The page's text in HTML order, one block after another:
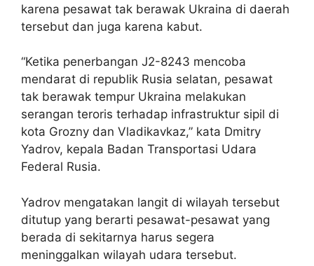
karena pesawat tak berawak Ukraina di daerah
tersebut dan juga karena kabut.
“Ketika penerbangan J2-8243 mencoba
mendarat di republik Rusia selatan, pesawat
tak berawak tempur Ukraina melakukan
serangan teroris terhadap infrastruktur sipil di
kota Grozny dan Vladikavkaz,” kata Dmitry
Yadrov, kepala Badan Transportasi Udara
Federal Rusia.
Yadrov mengatakan langit di wilayah tersebut
ditutup yang berarti pesawat-pesawat yang
berada di sekitarnya harus segera
meninggalkan wilayah udara tersebut.